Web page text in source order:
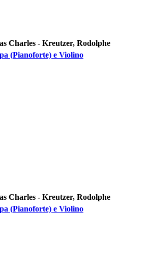
Charles - Kreutzer, Rodolphe
(Pianoforte) e Violino
Charles - Kreutzer, Rodolphe
(Pianoforte) e Violino